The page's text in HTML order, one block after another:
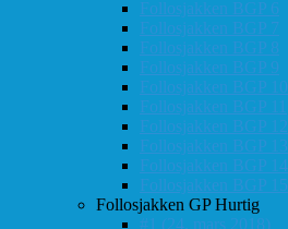
Follosjakken BGP 6
Follosjakken BGP 7
Follosjakken BGP 8
Follosjakken BGP 9
Follosjakken BGP 10
Follosjakken BGP 11
Follosjakken BGP 12
Follosjakken BGP 13
Follosjakken BGP 14
Follosjakken BGP 15
Follosjakken GP Hurtig
#1 (24. mars 2018)